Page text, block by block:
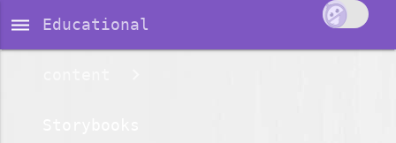
dehaze Educational